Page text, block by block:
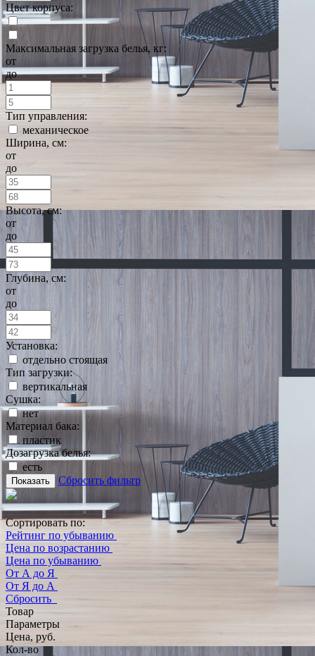
Цвет корпуса:
Максимальная загрузка белья, кг:
от
до
Тип управления:
механическое
Ширина, см:
от
до
Высота, см:
от
до
Глубина, см:
от
до
Установка:
отдельно стоящая
Тип загрузки:
вертикальная
Сушка:
нет
Материал бака:
пластик
Дозагрузка белья:
есть
Показать Сбросить фильтр
Сортировать по:
Рейтинг по убыванию
Цена по возрастанию
Цена по убыванию
От А до Я
От Я до А
Сбросить
Товар
Параметры
Цена, руб.
Кол-во